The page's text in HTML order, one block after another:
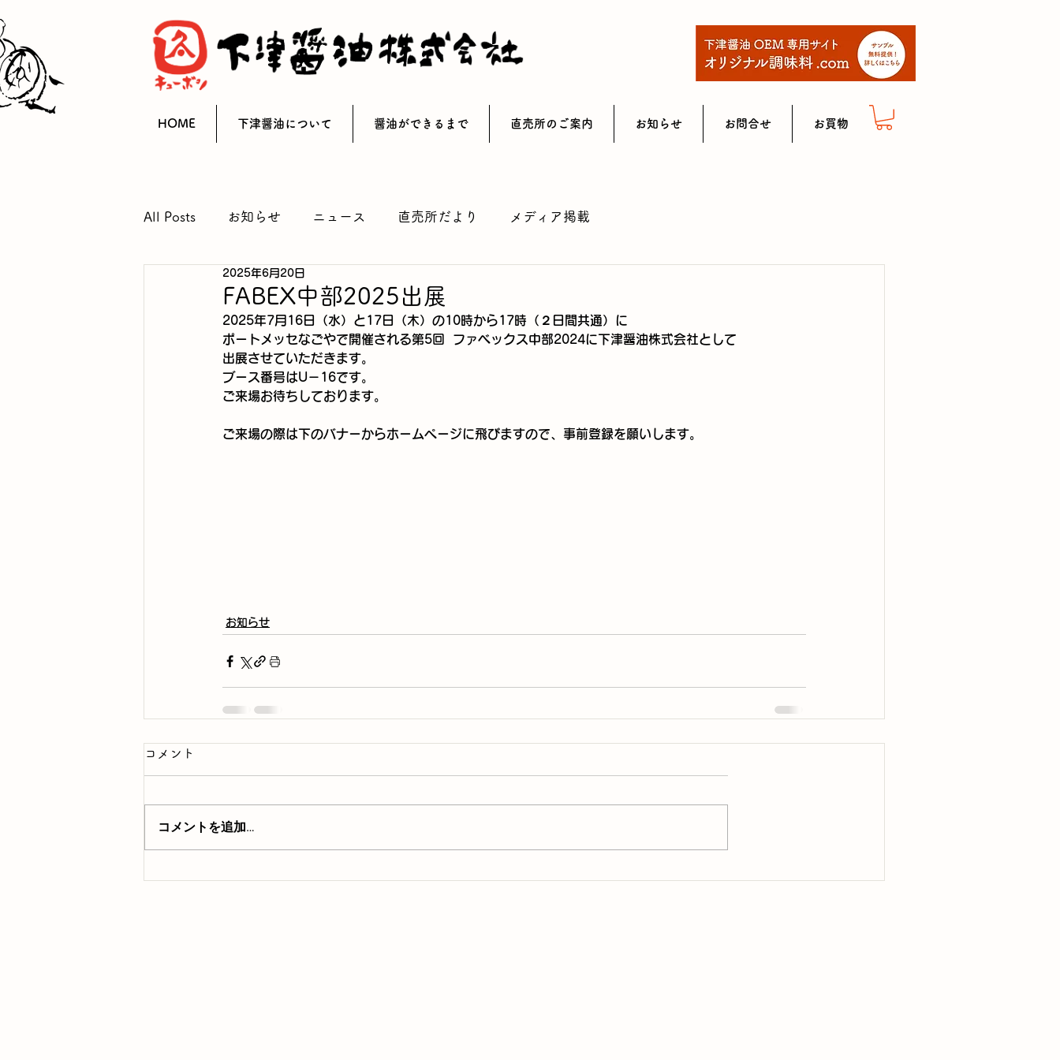
HOME 下津醤油について 醤油ができるまで 直売所のご案内 お知らせ お問合せ お買物
All Posts お知らせ ニュース 直売所だより メディア掲載
FABEX中部2025出展
2025年6月20日
2025年7月16日（水）と17日（木）の10時から17時（２日間共通）に
ポートメッセなごやで開催される第5回  ファベックス中部2024に下津醤油株式会社として
出展させていただきます。
ブース番号はU－16です。
ご来場お待ちしております。
ご来場の際は下のバナーからホームページに飛びますので、事前登録を願いします。
お知らせ
コメント
コメントを追加…